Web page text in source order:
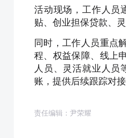
活动现场，工作人员
贴、创业担保贷款、
同时，工作人员重点
程、权益保障、线上
人员、灵活就业人员
账，提供后续跟踪对接
责任编辑：尹荣耀